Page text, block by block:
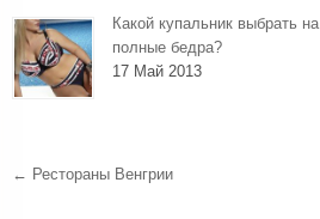
Какой купальник выбрать на
полные бедра?
17 Май 2013
← Рестораны Венгрии